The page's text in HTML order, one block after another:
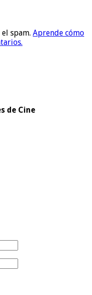
spam. Aprende cómo
de Cine